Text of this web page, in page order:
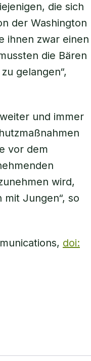
die sich
der Washington
ihnen zwar einen
die Bären
gelangen“,
und immer
vor dem
wird,
Jungen“, so
doi: